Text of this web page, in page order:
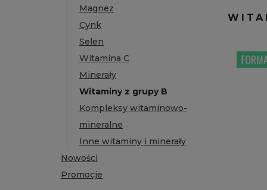
Magnez
Cynk
Selen
Witamina C
Minerały
Witaminy z grupy B
Kompleksy witaminowo-
mineralne
Inne witaminy i minerały
Nowości
Promocje